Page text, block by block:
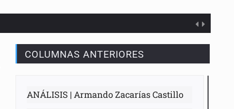
COLUMNAS ANTERIORES
ANÁLISIS | Armando Zacarías Castillo